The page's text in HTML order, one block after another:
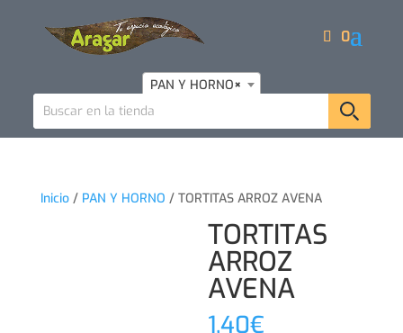
0
×
PAN Y HORNO
Inicio/ PAN Y HORNO / TORTITAS ARROZ AVENA
TORTITAS
ARROZ
AVENA
1,40€